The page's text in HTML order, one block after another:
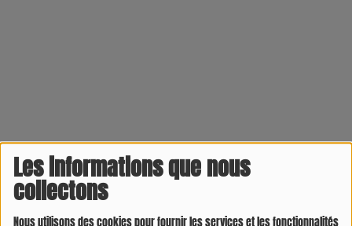
Les informations que nous
collectons
Nous utilisons des cookies pour fournir les services et les fonctionnalités